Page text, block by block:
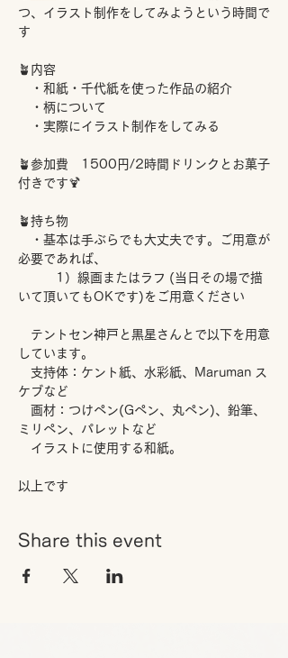
つ、イラスト制作をしてみようという時間で
す
🪴内容
・和紙・千代紙を使った作品の紹介
・柄について
・実際にイラスト制作をしてみる
🪴参加費　1500円/2時間ドリンクとお菓子
付きです🍹
🪴持ち物
・基本は手ぶらでも大丈夫です。ご用意が
必要であれば、
1）線画またはラフ (当日その場で描
いて頂いてもOKです)をご用意ください
テントセン神戸と黒星さんとで以下を用意
しています。
支持体：ケント紙、水彩紙、Maruman ス
ケブなど
画材：つけペン(Gペン、丸ペン)、鉛筆、
ミリペン、パレットなど
イラストに使用する和紙。
以上です
Share this event